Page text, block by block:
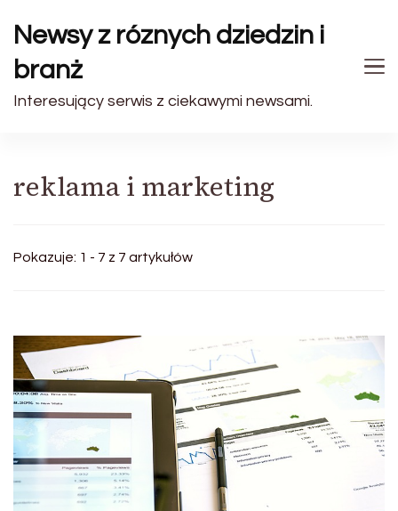
Newsy z róznych dziedzin i
branż
Interesujący serwis z ciekawymi newsami.
reklama i marketing
Pokazuje: 1 - 7 z 7 artykułów